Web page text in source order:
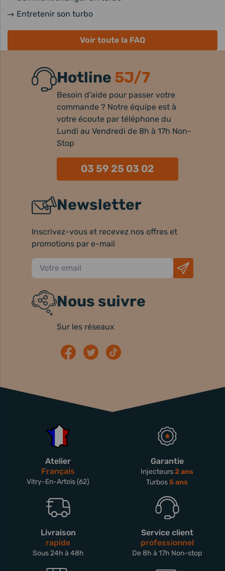
Entretenir son turbo
Voir toute la FAQ
Hotline 5J/7
Besoin d'aide pour passer votre
commande ? Notre équipe est à
votre écoute par téléphone du
Lundi au Vendredi de 8h à 17h Non-
Stop
03 59 25 03 02
Newsletter
Inscrivez-vous et recevez nos offres et
promotions par e-mail
Nous suivre
Sur les réseaux
Atelier
Français
Vitry-En-Artois (62)
Garantie
Injecteurs2 ans
Turbos5 ans
Livraison
rapide
Sous 24h à 48h
Service client
professionnel
De 8h à 17h Non-stop